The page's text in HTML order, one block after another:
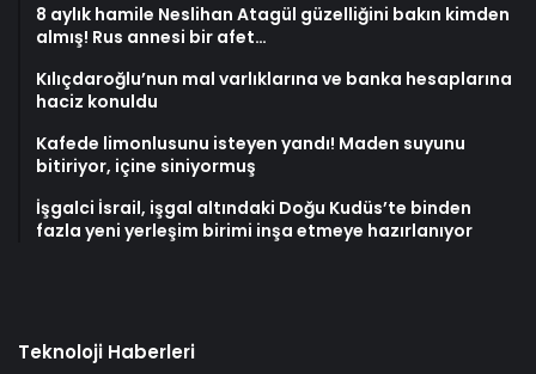
8 aylık hamile Neslihan Atagül güzelliğini bakın kimden
almış! Rus annesi bir afet…
Kılıçdaroğlu’nun mal varlıklarına ve banka hesaplarına
haciz konuldu
Kafede limonlusunu isteyen yandı! Maden suyunu
bitiriyor, içine siniyormuş
İşgalci İsrail, işgal altındaki Doğu Kudüs’te binden
fazla yeni yerleşim birimi inşa etmeye hazırlanıyor
Teknoloji Haberleri